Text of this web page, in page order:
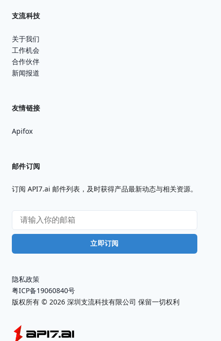
支流科技
关于我们
工作机会
合作伙伴
新闻报道
友情链接
Apifox
邮件订阅
订阅 API7.ai 邮件列表，及时获得产品最新动态与相关资源。
立即订阅
隐私政策
粤ICP备19060840号
版权所有 © 2026 深圳支流科技有限公司 保留一切权利